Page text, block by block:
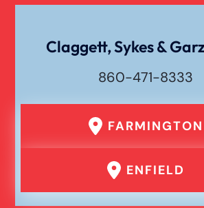
Claggett, Sykes &
860-471-8333
FARMINGTON
ENFIELD